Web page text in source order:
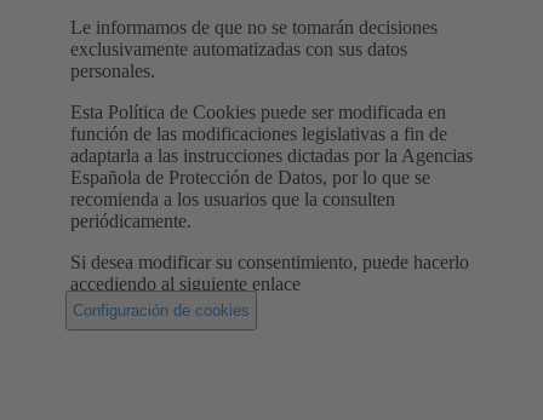
Le informamos de que no se tomarán decisiones
exclusivamente automatizadas con sus datos
personales.
Esta Política de Cookies puede ser modificada en
función de las modificaciones legislativas a fin de
adaptarla a las instrucciones dictadas por la Agencias
Española de Protección de Datos, por lo que se
recomienda a los usuarios que la consulten
periódicamente.
Si desea modificar su consentimiento, puede hacerlo
accediendo al siguiente enlace
Configuración de cookies